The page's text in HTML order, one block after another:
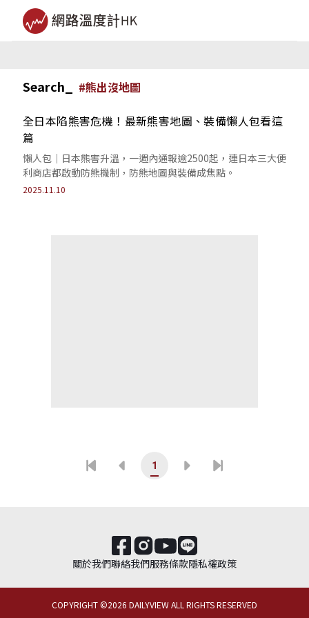
Search_ #熊出沒地圖
全日本陷熊害危機！最新熊害地圖、裝備懶人包看這
篇
懶人包｜日本熊害升溫，一週內通報逾2500起，連日本三大便
利商店都啟動防熊機制，防熊地圖與裝備成焦點。
2025.11.10
1
關於我們聯絡我們服務條款隱私權政策
COPYRIGHT ©2026 DAILYVIEW ALL RIGHTS RESERVED